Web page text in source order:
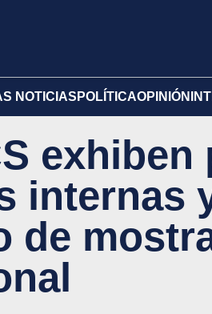
NOTICIAS POLÍTICAOPINIÓN
exhiben
internas
de